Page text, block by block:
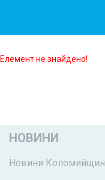
Елемент не знайдено!
НОВИНИ
Новини